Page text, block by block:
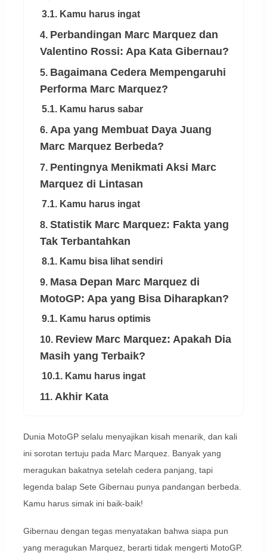
3.1. Kamu harus ingat
4. Perbandingan Marc Marquez dan
Valentino Rossi: Apa Kata Gibernau?
5. Bagaimana Cedera Mempengaruhi
Performa Marc Marquez?
5.1. Kamu harus sabar
6. Apa yang Membuat Daya Juang
Marc Marquez Berbeda?
7. Pentingnya Menikmati Aksi Marc
Marquez di Lintasan
7.1. Kamu harus ingat
8. Statistik Marc Marquez: Fakta yang
Tak Terbantahkan
8.1. Kamu bisa lihat sendiri
9. Masa Depan Marc Marquez di
MotoGP: Apa yang Bisa Diharapkan?
9.1. Kamu harus optimis
10. Review Marc Marquez: Apakah Dia
Masih yang Terbaik?
10.1. Kamu harus ingat
11. Akhir Kata
Dunia MotoGP selalu menyajikan kisah menarik, dan kali
ini sorotan tertuju pada Marc Marquez. Banyak yang
meragukan bakatnya setelah cedera panjang, tapi
legenda balap Sete Gibernau punya pandangan berbeda.
Kamu harus simak ini baik-baik!
Gibernau dengan tegas menyatakan bahwa siapa pun
yang meragukan Marquez, berarti tidak mengerti MotoGP.